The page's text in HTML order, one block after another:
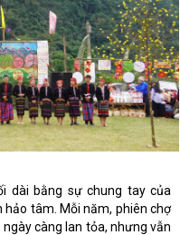
dài bằng sự chung tay của
hảo tâm. Mỗi năm, phiên chợ
càng lan tỏa, nhưng vẫn